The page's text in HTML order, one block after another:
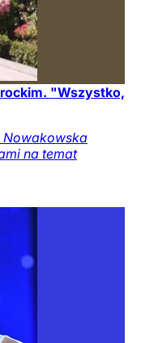
"Wszystko,
Nowakowska
na temat